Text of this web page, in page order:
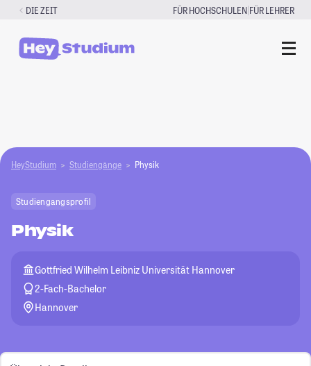
Zum
springen
DIE ZEIT FÜR HOCHSCHULEN|FÜR LEHRER
HeyStudium Studiengänge Physik
Studiengangsprofil
Physik
Gottfried Wilhelm Leibniz Universität Hannover
2-Fach-Bachelor
Hannover